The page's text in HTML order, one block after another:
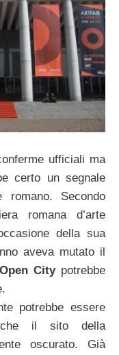
ufficiali ma
certo un segnale
romano. Secondo
romana d’arte
della sua
aveva mutato il
Citypotrebbe
potrebbe essere
che il sito della
oscurato. Già